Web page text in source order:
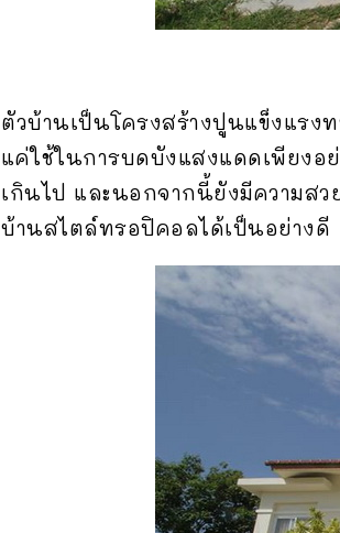
ตัวบ้านเป็นโครงสร้างปูนแข็งแร
แค่ใช้ในการบดบังแสงแดดเพียงอ
เกินไป และนอกจากนี้ยังมีความส
บ้านสไตล์ทรอปิคอลได้เป็นอย่างดี